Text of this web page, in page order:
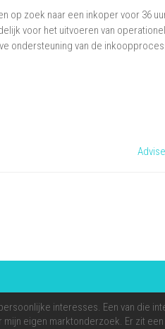
op zoek naar een inkoper voor 36
voor het uitvoeren van
ondersteuning van de
interesses. Een van die
eigen marktonderzoek. Er zit een